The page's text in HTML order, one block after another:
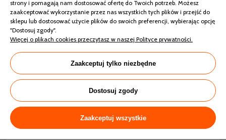
- specyfikacja
Tkanina pokryciowa:
poliester.
Ilość wypełnienia:
Letnia:
135x200 - 550g, 155x200 - 600g, 180x200 -
700g, 200x220 - 900g.
Wiosenna:
135x200 - 700g, 155x200 - 800g, 180x200 -
900g, 200x220 - 1100g.
Całoroczna:
135x200 - 1000g, 155x200 - 1120g, 180x200
- 1300g, 200x220 - 1600g.
strony i pomagają nam dostosować ofertę do Twoich potrzeb. Możesz
zaakceptować wykorzystanie przez nas wszystkich tych plików i przejść do
sklepu lub dostosować użycie plików do swoich preferencji, wybierając opcję
"Dostosuj zgody".
Więcej o plikach cookies przeczytasz w naszej Polityce prywatności.
Zaakceptuj tylko niezbędne
Dostosuj zgody
Zaakceptuj wszystkie